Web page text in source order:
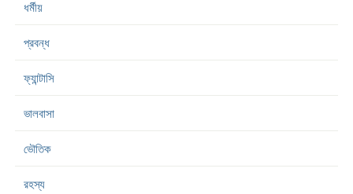
ধর্মীয়
প্রবন্ধ
ফ্যান্টাসি
ভালবাসা
ভৌতিক
রহস্য